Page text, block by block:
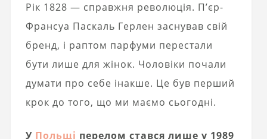
Рік 1828 — справжня революція. П’єр-
Франсуа Паскаль Герлен заснував свій
бренд, і раптом парфуми перестали
бути лише для жінок. Чоловіки почали
думати про себе інакше. Це був перший
крок до того, що ми маємо сьогодні.
У Польщі перелом стався лише у 1989